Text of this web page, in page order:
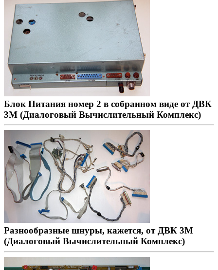
Блок Питания номер 2 в собранном виде от ДВК
3М (Диалоговый Вычислительный Комплекс)
Разнообразные шнуры, кажется, от ДВК 3М
(Диалоговый Вычислительный Комплекс)